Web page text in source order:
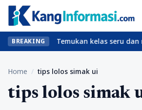
BREAKING
ribet? Temukan kelas seru dan
Home / tips lolos simak ui
tips lolos simak